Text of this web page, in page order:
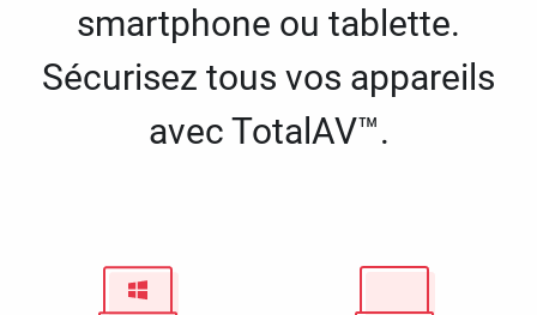
smartphone ou tablette.
Sécurisez tous vos appareils
avec TotalAV™.